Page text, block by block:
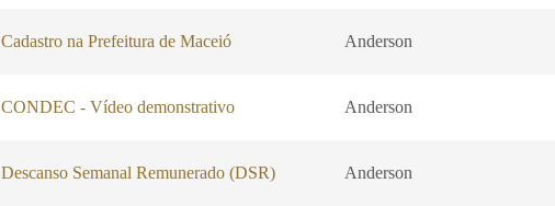
Cadastro na Prefeitura de Maceió Anderson
CONDEC - Vídeo demonstrativo Anderson
Descanso Semanal Remunerado (DSR) Anderson